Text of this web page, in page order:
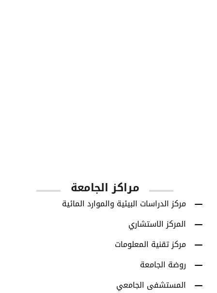
مراكز الجامعة
مركز الدراسات البيئية والموارد المائية
المركز الاستشاري
مركز تقنية المعلومات
روضة الجامعة
المستشفى الجامعي